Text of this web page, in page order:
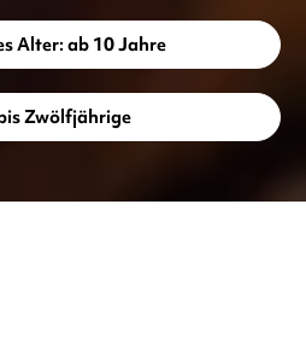
Alter: ab 10 Jahre
Zwölfjährige